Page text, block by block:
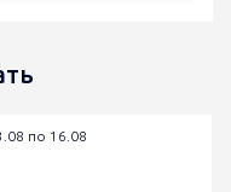
по 16.08